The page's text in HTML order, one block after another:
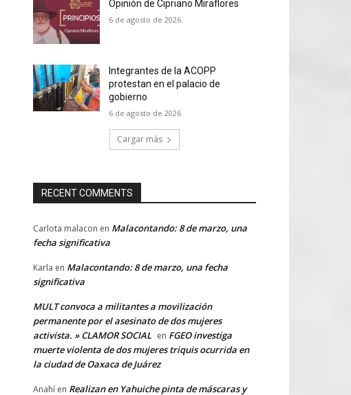
Opinión de Cipriano Miraflores
6 de agosto de 2026
Integrantes de la ACOPP
protestan en el palacio de
gobierno
6 de agosto de 2026
Cargar más
RECENT COMMENTS
Carlota malacon en Malacontando: 8 de marzo, una
fecha significativa
Karla en Malacontando: 8 de marzo, una fecha
significativa
MULT convoca a militantes a movilización
permanente por el asesinato de dos mujeres
activista. » CLAMOR SOCIAL en FGEO investiga
muerte violenta de dos mujeres triquis ocurrida en
la ciudad de Oaxaca de Juárez
Anahí en Realizan en Yahuiche pinta de máscaras y